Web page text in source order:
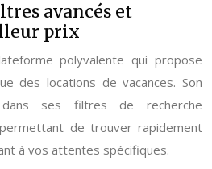
avancés et
prix
polyvalente qui propose
des locations de vacances. Son
ses filtres de recherche
de trouver rapidement
à vos attentes spécifiques.